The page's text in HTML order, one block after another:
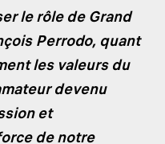
le rôle de Grand
Perrodo, quant
les valeurs du
devenu
et
de notre